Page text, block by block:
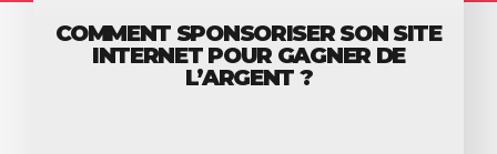
COMMENT SPONSORISER SON SITE
INTERNET POUR GAGNER DE
L’ARGENT ?